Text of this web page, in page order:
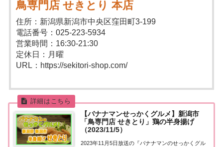
鳥専門店 せきとり 本店
住所：新潟県新潟市中央区窪田町3-199
電話番号：025-223-5934
営業時間：16:30-21:30
定休日：月曜
URL：https://sekitori-shop.com/
【バナナマンせっかくグルメ】新潟市
「鳥専門店 せきとり」鶏の半身揚げ
（2023/11/5）
2023年11月5日放送の『バナナマンのせっかくグル